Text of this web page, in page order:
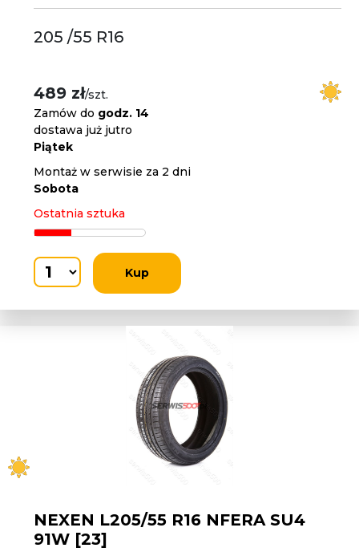
205 /55 R16
489 zł/szt.
Zamów do godz. 14
dostawa już jutro
Piątek
Montaż w serwisie za 2 dni
Sobota
Ostatnia sztuka
Kup
NEXEN L205/55 R16 NFERA SU4
91W [23]